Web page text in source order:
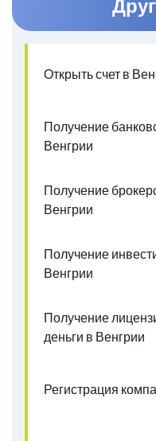
Открыть счет в
Получение
Венгрии
Получение
Венгрии
Получение
Венгрии
Получение
деньги в Венгрии
Регистрация